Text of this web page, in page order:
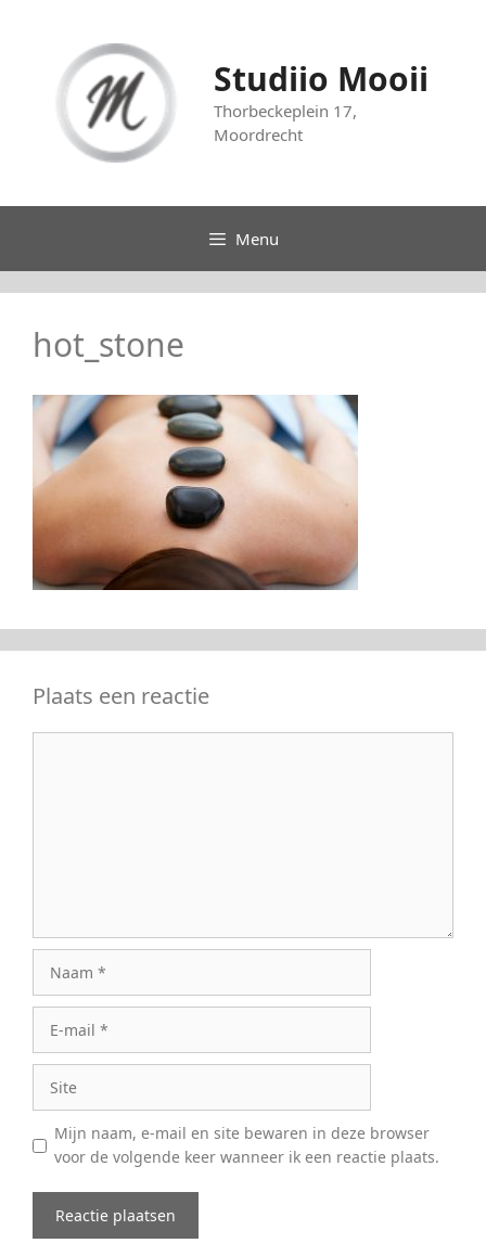
Studiio Mooii
Thorbeckeplein 17,
Moordrecht
Menu
hot_stone
Plaats een reactie
mail
Mijn naam, e-mail en site bewaren in deze browser
voor de volgende keer wanneer ik een reactie plaats.